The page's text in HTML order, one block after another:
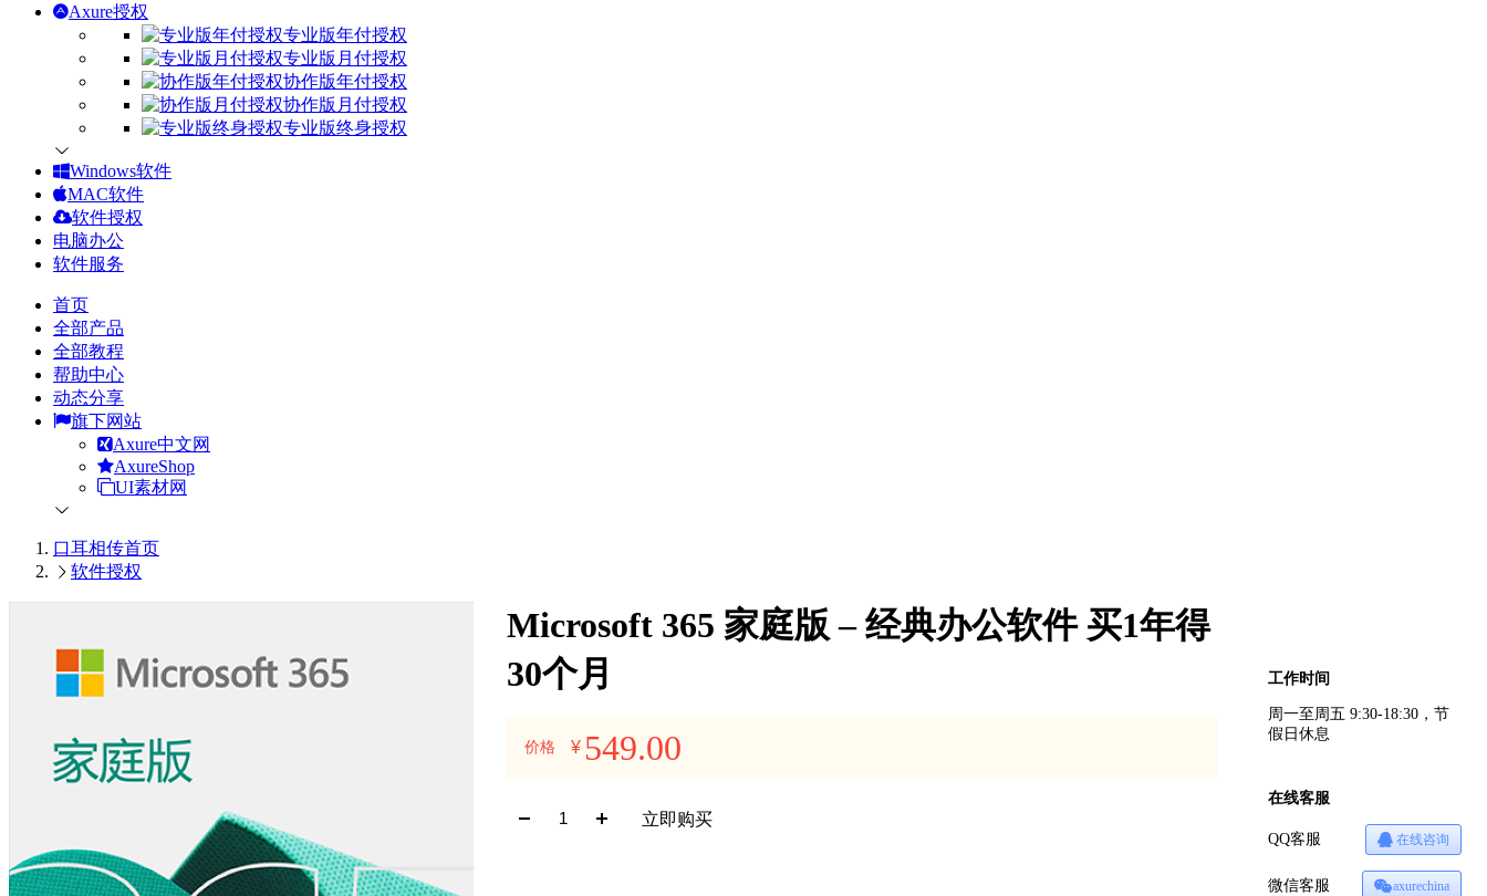
Axure授权
专业版年付授权
专业版月付授权
协作版年付授权
协作版月付授权
专业版终身授权
Windows软件
MAC软件
软件授权
电脑办公
软件服务
首页
全部产品
全部教程
帮助中心
动态分享
旗下网站
Axure中文网
AxureShop
UI素材网
口耳相传首页
软件授权
Microsoft 365 家庭版 – 经典办公软件 买1年得
30个月
价格 ¥ 549.00
立即购买
工作时间
周一至周五 9:30-18:30，节
假日休息
在线客服
QQ客服 在线咨询
微信客服 axurechina